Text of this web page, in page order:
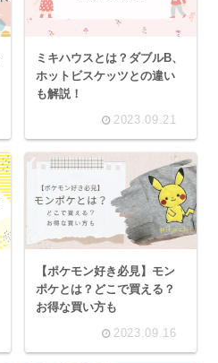
ミキハウスとは？ダブルB、
ホットビスケッツとの違い
も解説！
2023.09.21
【ポケモン好き必見】モン
ポケとは？どこで買える？
お得な買い方も
2023.09.16